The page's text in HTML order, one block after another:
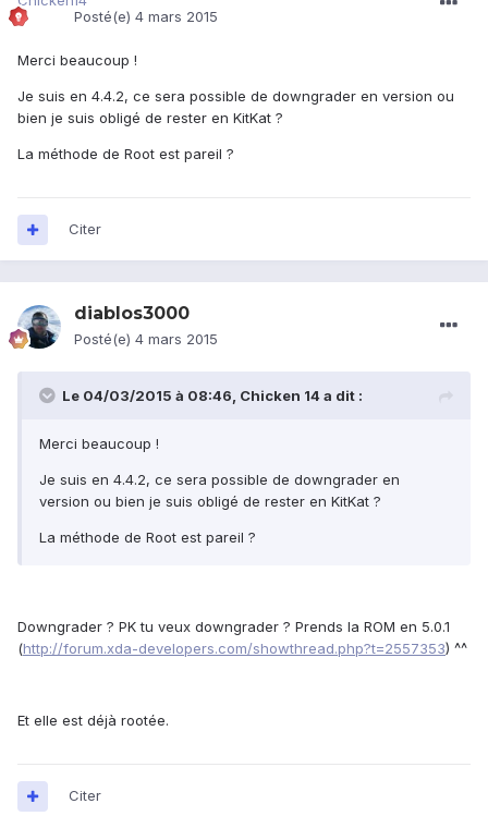
Posté(e) 4 mars 2015
Merci beaucoup !
Je suis en 4.4.2, ce sera possible de downgrader en version ou
bien je suis obligé de rester en KitKat ?
La méthode de Root est pareil ?
Citer
diablos3000
Posté(e) 4 mars 2015
Le 04/03/2015 à 08:46, Chicken 14 a dit :
Merci beaucoup !
Je suis en 4.4.2, ce sera possible de downgrader en
version ou bien je suis obligé de rester en KitKat ?
La méthode de Root est pareil ?
Downgrader ? PK tu veux downgrader ? Prends la ROM en 5.0.1
(http://forum.xda-developers.com/showthread.php?t=2557353) ^^
Et elle est déjà rootée.
Citer